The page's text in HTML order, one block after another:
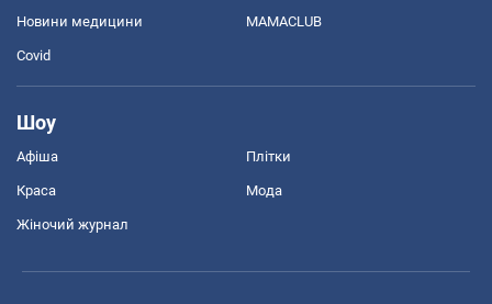
Новини медицини MAMACLUB
Covid
Шоу
Афіша Плітки
Краса Мода
Жіночий журнал